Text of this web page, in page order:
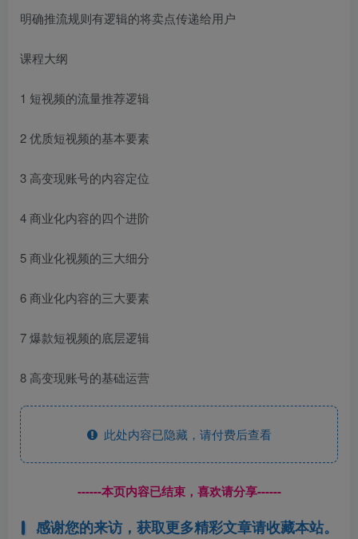
明确推流规则有逻辑的将卖点传递给用户
课程大纲
1 短视频的流量推荐逻辑
2 优质短视频的基本要素
3 高变现账号的内容定位
4 商业化内容的四个进阶
5 商业化视频的三大细分
6 商业化内容的三大要素
7 爆款短视频的底层逻辑
8 高变现账号的基础运营
此处内容已隐藏，请付费后查看
------本页内容已结束，喜欢请分享------
感谢您的来访，获取更多精彩文章请收藏本站。